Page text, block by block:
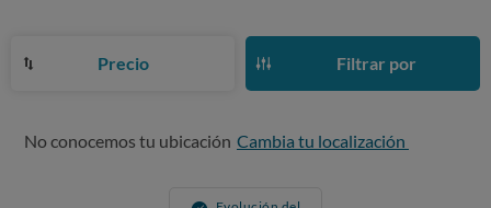
Precio Filtrar por
No conocemos tu ubicación Cambia tu localización